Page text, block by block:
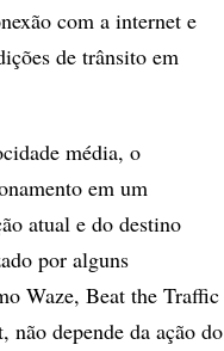
com a internet e
de trânsito em
média, o
em um
atual e do destino
por alguns
Waze, Beat the Traffic
depende da ação do